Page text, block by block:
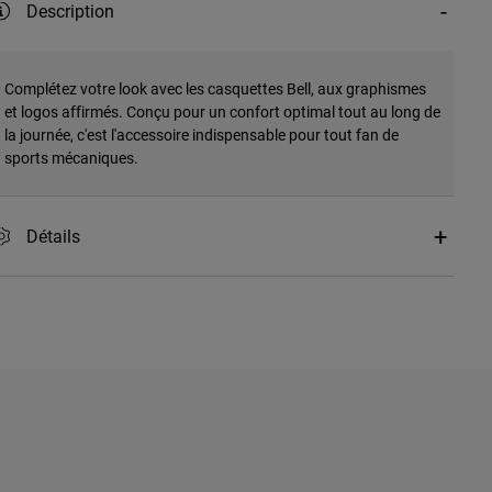
Description
Complétez votre look avec les casquettes Bell, aux graphismes
et logos affirmés. Conçu pour un confort optimal tout au long de
la journée, c'est l'accessoire indispensable pour tout fan de
sports mécaniques.
Détails